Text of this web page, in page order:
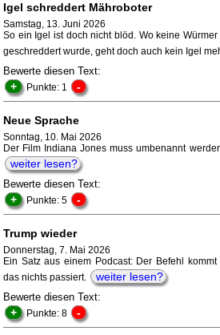
Igel schreddert Mähroboter
Samstag, 13. Juni 2026
So ein Igel ist doch nicht blöd. Wo keine
geschreddert wurde, geht doch auch kein Igel
Bewerte diesen Text:
+ Punkte: 1 -
Neue Sprache
Sonntag, 10. Mai 2026
Der Film Indiana Jones muss umbenannt
weiter lesen?
Bewerte diesen Text:
+ Punkte: 5 -
Trump wieder
Donnerstag, 7. Mai 2026
Ein Satz aus einem Podcast: Der Befehl
das nichts passiert.
weiter lesen?
Bewerte diesen Text:
+ Punkte: 8 -